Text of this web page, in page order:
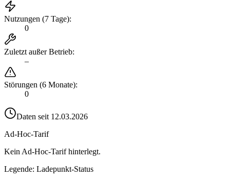
Nutzungen (7 Tage):
0
Zuletzt außer Betrieb:
–
Störungen (6 Monate):
0
Daten seit 12.03.2026
Ad-Hoc-Tarif
Kein Ad-Hoc-Tarif hinterlegt.
Legende: Ladepunkt-Status